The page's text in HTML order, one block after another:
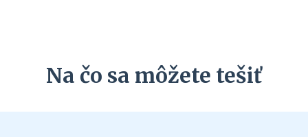
Na čo sa môžete tešiť